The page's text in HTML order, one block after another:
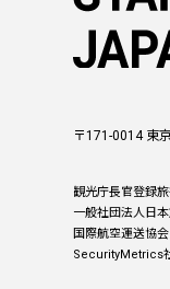
〒171-0014 東
観光庁長官登録
一般社団法人日
国際航空運送協
SecurityMetrics